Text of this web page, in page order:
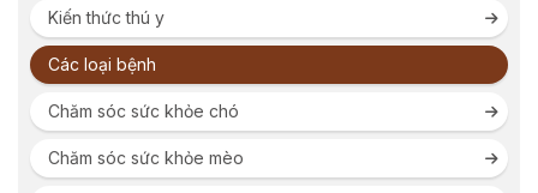
Kiến thức thú y
Các loại bệnh
Chăm sóc sức khỏe chó
Chăm sóc sức khỏe mèo